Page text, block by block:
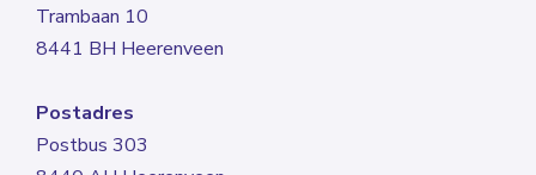
Trambaan 10
8441 BH Heerenveen
Postadres
Postbus 303